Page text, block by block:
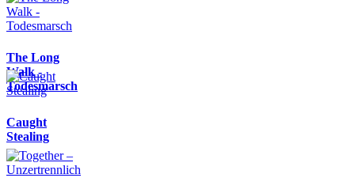
The Long
Walk -
Todesmarsch
Caught
Stealing